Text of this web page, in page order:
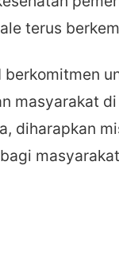
terus
berkomitmen
masyarakat
diharapkan